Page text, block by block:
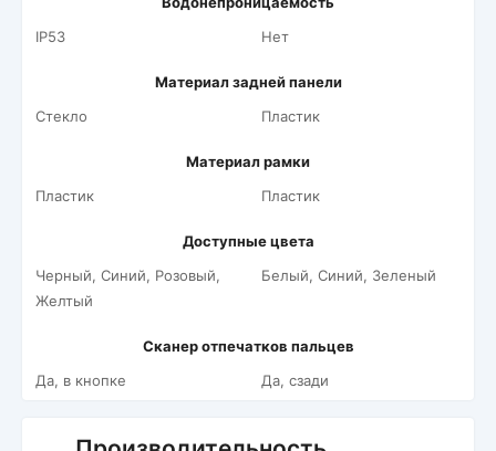
IP53
Нет
Материал задней панели
Стекло
Пластик
Материал рамки
Пластик
Пластик
Доступные цвета
Черный, Синий, Розовый,
Желтый
Белый, Синий, Зеленый
Сканер отпечатков пальцев
Да, в кнопке
Да, сзади